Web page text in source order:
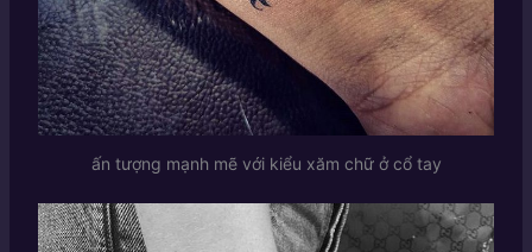
ấn tượng mạnh mẽ với kiểu xăm chữ ở cổ tay